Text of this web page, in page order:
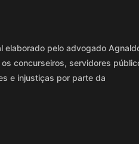
elaborado pelo advogado
concurseiros, servidores
e injustiças por parte da